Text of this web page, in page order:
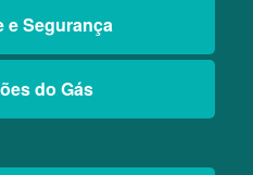
e Segurança
do Gás